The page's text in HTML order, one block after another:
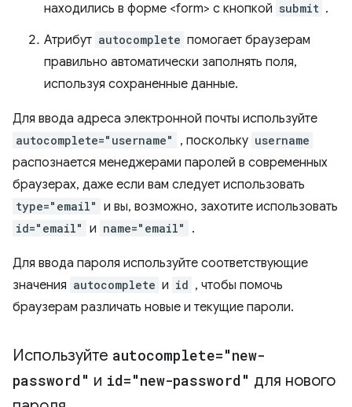
находились в форме <form> с кнопкой submit .
Атрибут autocomplete помогает браузерам
правильно автоматически заполнять поля,
используя сохраненные данные.
Для ввода адреса электронной почты используйте
autocomplete="username" , поскольку username
распознается менеджерами паролей в современных
браузерах, даже если вам следует использовать
type="email" и вы, возможно, захотите использовать
id="email" и name="email" .
Для ввода пароля используйте соответствующие
значения autocomplete и id , чтобы помочь
браузерам различать новые и текущие пароли.
Используйте autocomplete="new-
password" и id="new-password" для нового